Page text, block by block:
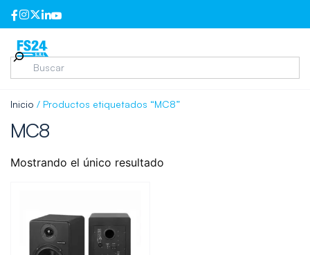
Inicio / Productos etiquetados “MC8”
MC8
Mostrando el único resultado